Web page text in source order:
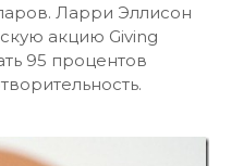
Ларри Эллисон
акцию Giving
95 процентов